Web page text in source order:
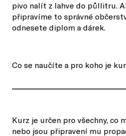
pivo nalít z lahve do půllitru.
připravíme to správné
odnesete diplom a dárek.
Co se naučíte a pro koho je
Kurz je určen pro všechny, co
nebo jsou připravení mu